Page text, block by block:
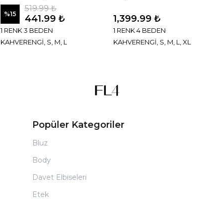
%15
519.99 ₺
441.99 ₺
1 RENK 3 BEDEN
KAHVERENGİ, S, M, L
1,399.99 ₺
1 RENK 4 BEDEN
KAHVERENGİ, S, M, L, XL
Popüler Kategoriler
Bluz
Body
Davet Elbiseleri
Etek